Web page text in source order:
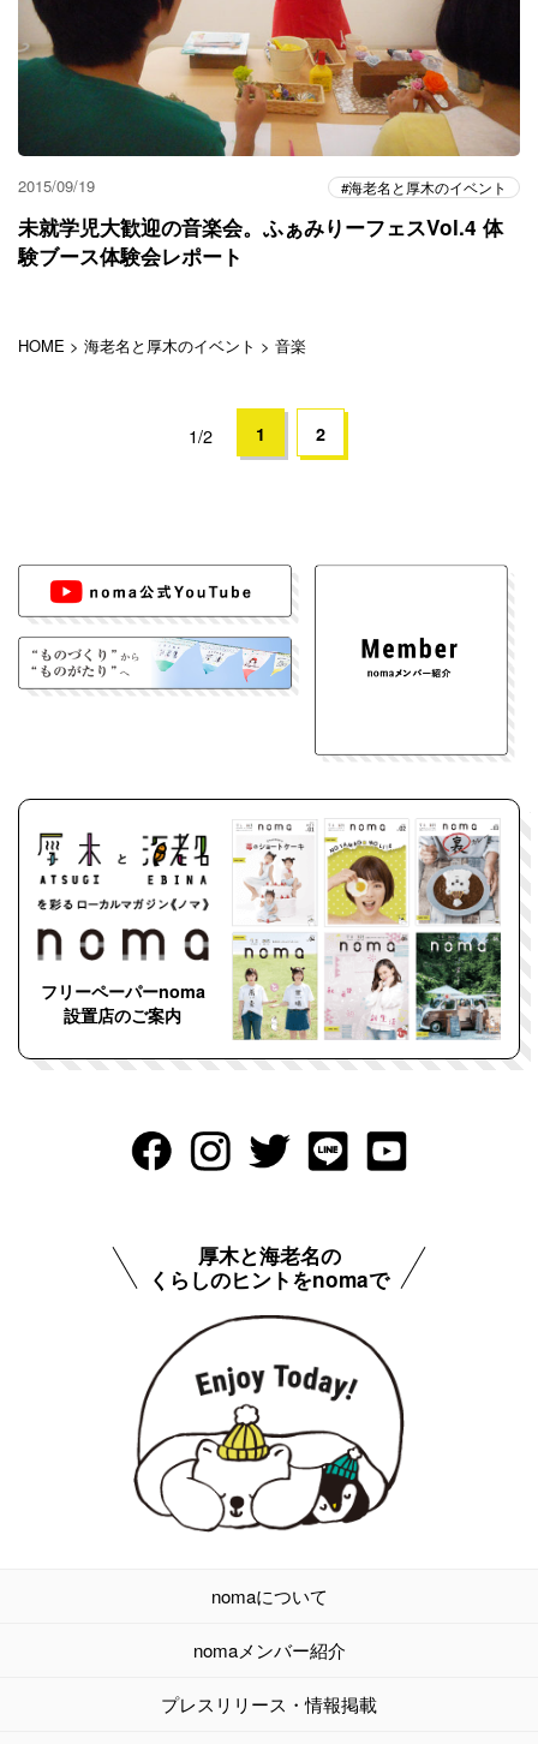
2015/09/19 海老名と厚木のイベント
未就学児大歓迎の音楽会。ふぁみりーフェスVol.4 体
験ブース体験会レポート
HOME > 海老名と厚木のイベント > 音楽
1/2 1 2
フリーペーパーnoma
設置店のご案内
厚木と海老名の
くらしのヒントをnomaで
nomaについて
nomaメンバー紹介
プレスリリース・情報掲載